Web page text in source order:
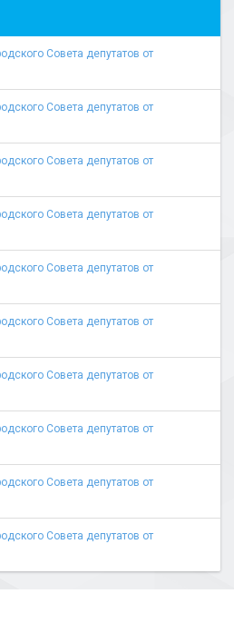
Совета депутатов от
Совета депутатов от
Совета депутатов от
Совета депутатов от
Совета депутатов от
Совета депутатов от
Совета депутатов от
Совета депутатов от
Совета депутатов от
Совета депутатов от